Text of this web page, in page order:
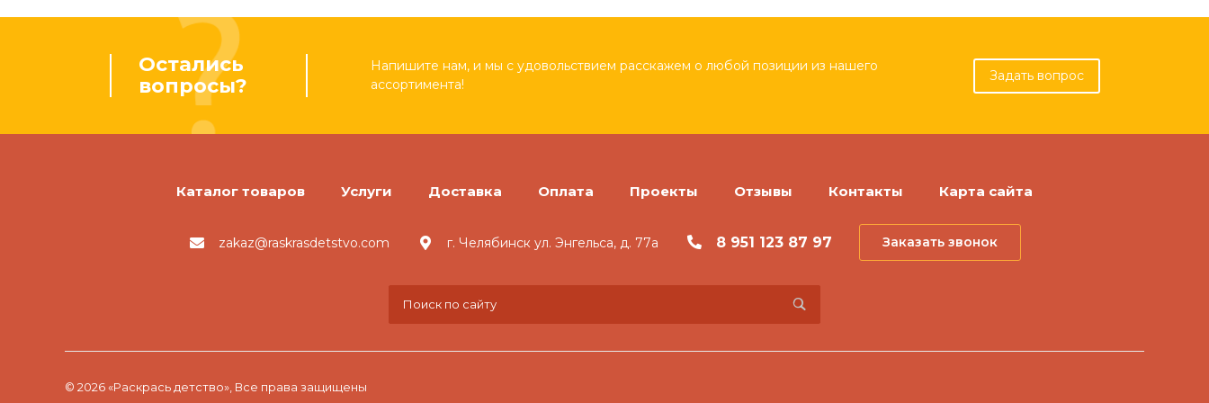
Остались
вопросы?
Напишите нам, и мы с удовольствием расскажем о любой позиции из нашего
ассортимента!
Задать вопрос
Каталог товаров Услуги Доставка Оплата Проекты Отзывы Контакты Карта сайта
zakaz@raskrasdetstvo.com г. Челябинск ул. Энгельса, д. 77а 8 951 123 87 97 Заказать звонок
© 2026 «Раскрась детство», Все права защищены